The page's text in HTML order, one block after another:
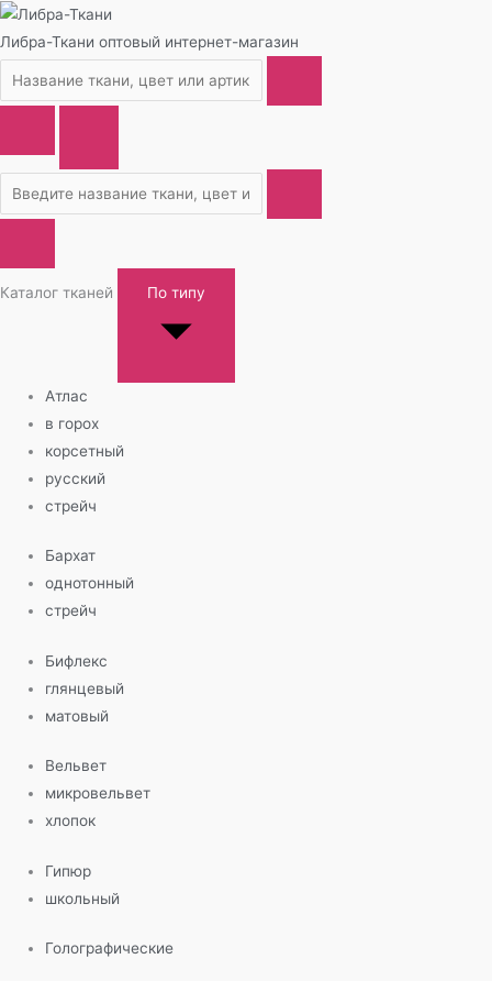
Либра-Ткани оптовый интернет-магазин
Каталог тканей По типу
Атлас
в горох
корсетный
русский
стрейч
Бархат
однотонный
стрейч
Бифлекс
глянцевый
матовый
Вельвет
микровельвет
хлопок
Гипюр
школьный
Голографические